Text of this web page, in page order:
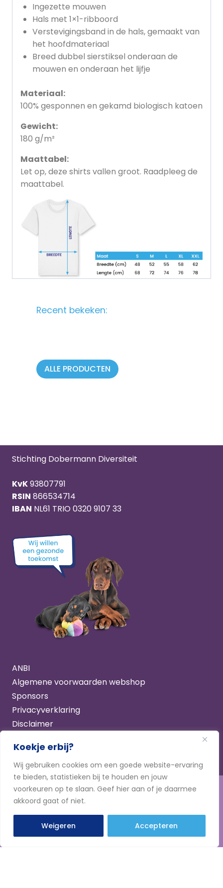
Koekje erbij?
Wij gebruiken cookies om een goede website-ervaring
te bieden, statistieken bij te houden en jouw
voorkeuren op te slaan. Geef hier aan of je daarmee
akkoord gaat of niet.
Weigeren Accepteren
Ingezette mouwen
Hals met 1×1-ribboord
Verste­vig­ing­sband in de hals, gemaakt van
het hoofdmateriaal
Breed dubbel sierstiksel onderaan de
mouwen en onderaan het lijfje
Materiaal:
100% gesponnen en gekamd biologisch katoen
Gewicht:
180 g/m²
Maattabel:
Let op, deze shirts vallen groot. Raadpleeg de
maattabel.
Recent bekeken:
ALLE PRODUCTEN
Stichting Dobermann Diversiteit
KvK93807791
RSIN 866534714
IBAN NL61 TRIO 0320 9107 33
ANBI
Algemene voorwaarden webshop
Sponsors
Privacyverklaring
Disclaimer
© 2026 Stichting Dobermann Diversiteit
Ter nagedachtenis aan alle dobers die te jong zijn
Website gemaakt doormve-vormgeving.nl